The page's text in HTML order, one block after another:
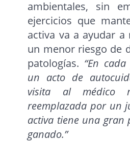
ambientales, sin
ejercicios que
activa va a ayudar
un menor riesgo de
patologías. “En
un acto de
visita al médico
reemplazada por un
activa tiene una gran
ganado.”